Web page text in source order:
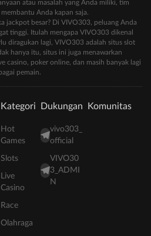
atau masalah yang Anda miliki, tim
Anda kapan saja.
jackpot besar? Di VIVO303, peluang Anda
tinggi. Itulah mengapa VIVO303 dikenal
diragukan lagi, VIVO303 adalah situs slot
hanya itu, situs ini juga menawarkan
casino, poker online, dan masih banyak lagi
pemain.
Kategori
Hot
Games
Slots
Live
Casino
Race
Olahraga
Dukungan
vivo303_
official
VIVO30
3_ADMI
N
Komunitas